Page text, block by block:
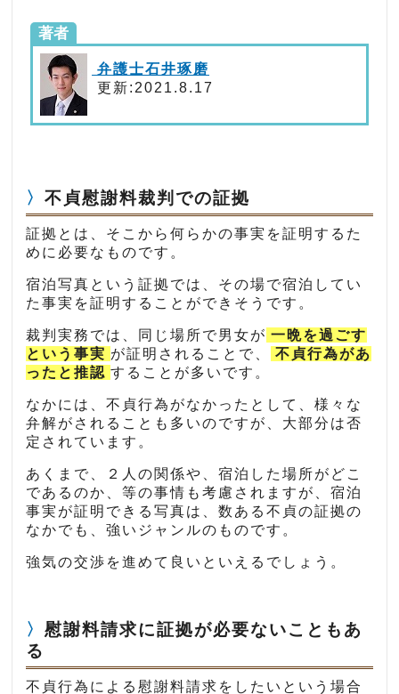
著者
弁護士石井琢磨
更新:2021.8.17
不貞慰謝料裁判での証拠
証拠とは、そこから何らかの事実を証明するた
めに必要なものです。
宿泊写真という証拠では、その場で宿泊してい
た事実を証明することができそうです。
裁判実務では、同じ場所で男女が 一晩を過ごす
という事実 が証明されることで、
不貞行為があ
ったと推認 することが多いです。
なかには、不貞行為がなかったとして、様々な
弁解がされることも多いのですが、大部分は否
定されています。
あくまで、２人の関係や、宿泊した場所がどこ
であるのか、等の事情も考慮されますが、宿泊
事実が証明できる写真は、数ある不貞の証拠の
なかでも、強いジャンルのものです。
強気の交渉を進めて良いといえるでしょう。
慰謝料請求に証拠が必要ないこともあ
る
不貞行為による慰謝料請求をしたいという場合